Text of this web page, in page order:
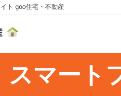
ト goo住宅・不動産
スマート